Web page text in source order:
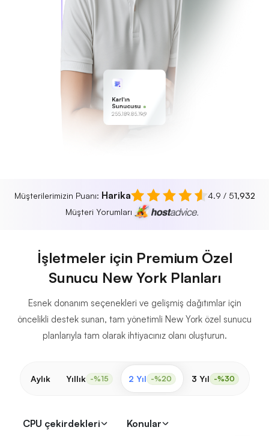
Karl'ın
Sunucusu
255.189.85.19
Müşterilerimizin Puanı: Harika 4.9 / 51,932
Müşteri Yorumları
İşletmeler için Premium Özel
Sunucu New York Planları
Esnek donanım seçenekleri ve gelişmiş dağıtımlar için
öncelikli destek sunan, tam yönetimli New York özel sunucu
planlarıyla tam olarak ihtiyacınız olanı oluşturun.
Aylık Yıllık -%15 2 Yıl -%20 3 Yıl -%30
CPU çekirdekleri
Konular